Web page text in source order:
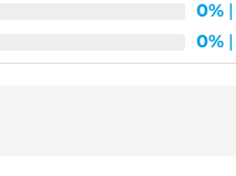
0%|
0%|